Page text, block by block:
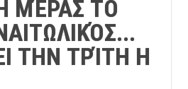
ΜΈΡΑΣ ΤΟ
ΤΗΝ ΤΡΊΤΗ Η